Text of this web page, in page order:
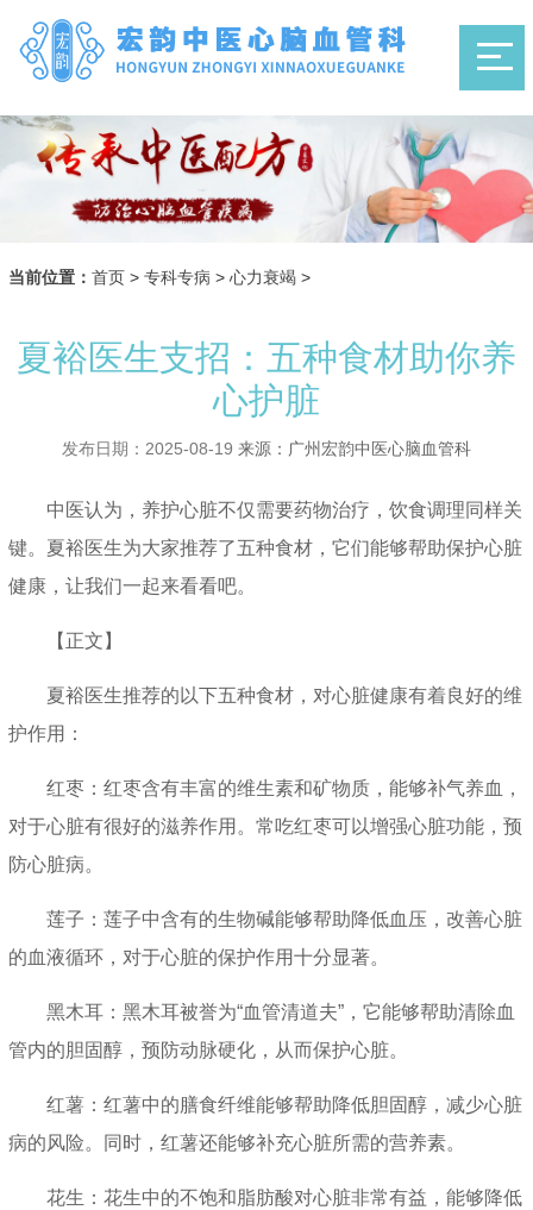
当前位置： 首页 > 专科专病 > 心力衰竭 >
夏裕医生支招：五种食材助你养
心护脏
发布日期：2025-08-19 来源：广州宏韵中医心脑血管科
中医认为，养护心脏不仅需要药物治疗，饮食调理同样关
键。夏裕医生为大家推荐了五种食材，它们能够帮助保护心脏
健康，让我们一起来看看吧。
【正文】
夏裕医生推荐的以下五种食材，对心脏健康有着良好的维
护作用：
红枣：红枣含有丰富的维生素和矿物质，能够补气养血，
对于心脏有很好的滋养作用。常吃红枣可以增强心脏功能，预
防心脏病。
莲子：莲子中含有的生物碱能够帮助降低血压，改善心脏
的血液循环，对于心脏的保护作用十分显著。
黑木耳：黑木耳被誉为“血管清道夫”，它能够帮助清除血
管内的胆固醇，预防动脉硬化，从而保护心脏。
红薯：红薯中的膳食纤维能够帮助降低胆固醇，减少心脏
病的风险。同时，红薯还能够补充心脏所需的营养素。
花生：花生中的不饱和脂肪酸对心脏非常有益，能够降低